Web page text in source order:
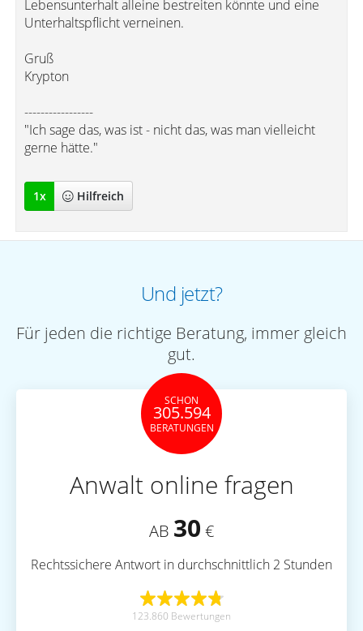
Lebensunterhalt alleine bestreiten könnte und eine
Unterhaltspflicht verneinen.
Gruß
Krypton
-----------------
"Ich sage das, was ist - nicht das, was man vielleicht
gerne hätte."
1x Hilfreich
Und jetzt?
Für jeden die richtige Beratung, immer gleich
gut.
SCHON
305.594
BERATUNGEN
Anwalt online fragen
AB 30 €
Rechtssichere Antwort in durchschnittlich 2 Stunden
123.860 Bewertungen